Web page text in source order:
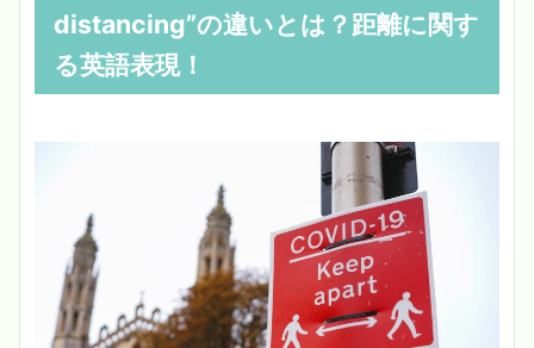
distancing”の違いとは？距離に関す
る英語表現！